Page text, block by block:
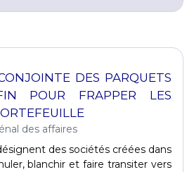
DES PARQUETS
POUR FRAPPER LES
des affaires
des sociétés créées dans
blanchir et faire transiter vers